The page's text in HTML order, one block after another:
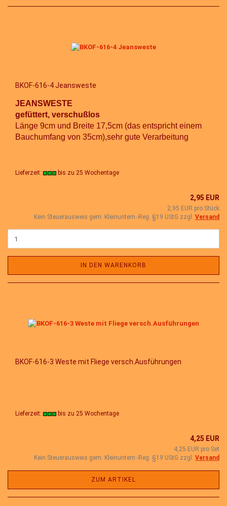
BKOF-616-4 Jeansweste
JEANSWESTE
gefüttert, verschußlos
Länge 9cm und Breite 17,5cm (das entspricht einem
Bauchumfang von 35cm),sehr gute Verarbeitung
Lieferzeit: bis zu 25 Wochentage
2,95 EUR
2,95 EUR pro Stück
Kein Steuerausweis gem. Kleinuntern.-Reg. §19 UStG zzgl. Versand
IN DEN WARENKORB
BKOF-616-3 Weste mit Fliege versch.Ausführungen
Lieferzeit: bis zu 25 Wochentage
4,25 EUR
4,25 EUR pro Set
Kein Steuerausweis gem. Kleinuntern.-Reg. §19 UStG zzgl. Versand
ZUM ARTIKEL